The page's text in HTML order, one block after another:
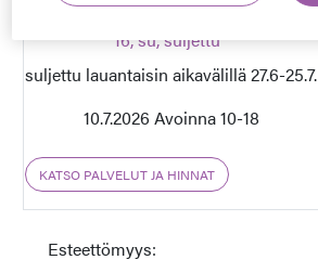
ma-pe, 9-18, la, 10-
16, su, suljettu
suljettu lauantaisin aikavälillä 27.6-25.7.
10.7.2026 Avoinna 10-18
KATSO PALVELUT JA HINNAT
Esteettömyys: